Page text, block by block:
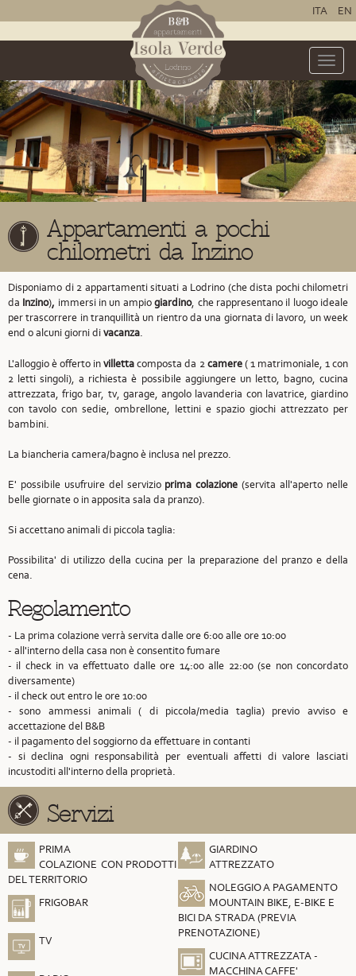
ITA EN
Toggle
Appartamenti a pochi
chilometri da Inzino
Disponiamo di 2 appartamenti situati a Lodrino (che dista pochi chilometri
da Inzino), immersi in un ampiogiardino, che rappresentano il luogo ideale
per trascorrere in tranquillità un rientro da una giornata di lavoro, un week
end o alcuni giorni divacanza.
L'alloggio è offerto invillettacomposta da 2camere( 1 matrimoniale, 1 con
2 letti singoli), a richiesta è possibile aggiungere un letto, bagno, cucina
attrezzata, frigo bar, tv, garage, angolo lavanderia con lavatrice, giardino
con tavolo con sedie, ombrellone, lettini e spazio giochi attrezzato per
bambini.
La biancheria camera/bagno è inclusa nel prezzo.
E' possibile usufruire del servizio prima colazione (servita all'aperto nelle
belle giornate o in apposita sala da pranzo).
Si accettano animali di piccola taglia:
Possibilita' di utilizzo della cucina per la preparazione del pranzo e della
cena.
Regolamento
- La prima colazione verrà servita dalle ore 6:00 alle ore 10:00
- all'interno della casa non è consentito fumare
- il check in va effettuato dalle ore 14:00 alle 22:00 (se non concordato
diversamente)
- il check out entro le ore 10:00
- sono ammessi animali ( di piccola/media taglia) previo avviso e
accettazione del B&B
- il pagamento del soggiorno da effettuare in contanti
- si declina ogni responsabilità per eventuali affetti di valore lasciati
incustoditi all'interno della proprietà.
Servizi
PRIMA
COLAZIONE CON PRODOTTI
DEL TERRITORIO
FRIGOBAR
TV
GIARDINO
ATTREZZATO
NOLEGGIO A PAGAMENTO
MOUNTAIN BIKE, E-BIKE E
BICI DA STRADA (PREVIA
PRENOTAZIONE)
CUCINA ATTREZZATA -
MACCHINA CAFFE'